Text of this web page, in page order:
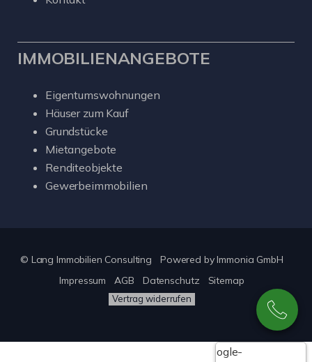
IMMOBILIENANGEBOTE
Eigentumswohnungen
Häuser zum Kauf
Grundstücke
Mietangebote
Renditeobjekte
Gewerbeimmobilien
© Lang Immobilien Consulting Powered byImmonia GmbH
Impressum
AGB Datenschutz Sitemap
Vertrag widerrufen
Google-